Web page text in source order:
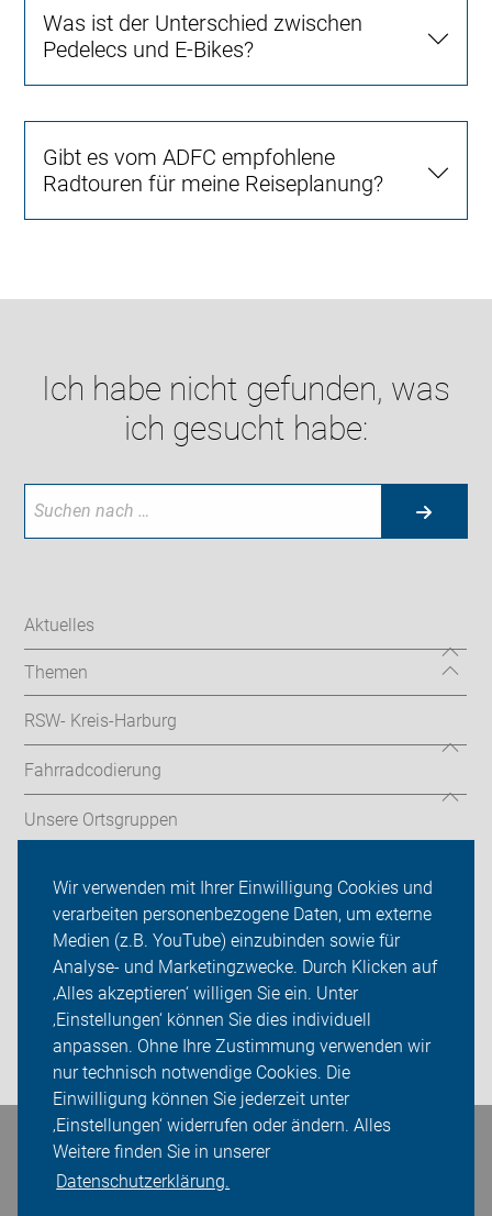
Wir verwenden mit Ihrer Einwilligung Cookies und
verarbeiten personenbezogene Daten, um externe
Medien (z.B. YouTube) einzubinden sowie für
Analyse- und Marketingzwecke. Durch Klicken auf
‚Alles akzeptieren‘ willigen Sie ein. Unter
‚Einstellungen‘ können Sie dies individuell
anpassen. Ohne Ihre Zustimmung verwenden wir
nur technisch notwendige Cookies. Die
Einwilligung können Sie jederzeit unter
‚Einstellungen‘ widerrufen oder ändern. Alles
Weitere finden Sie in unserer
Datenschutzerklärung.
Was ist der Unterschied zwischen
Pedelecs und E-Bikes?
Gibt es vom ADFC empfohlene
Radtouren für meine Reiseplanung?
Ich habe nicht gefunden, was
ich gesucht habe:
Aktuelles
Themen
RSW- Kreis-Harburg
Fahrradcodierung
Unsere Ortsgruppen
Radfahrschule
Sei dabei
Presse
Login
Bleiben Sie in Kontakt